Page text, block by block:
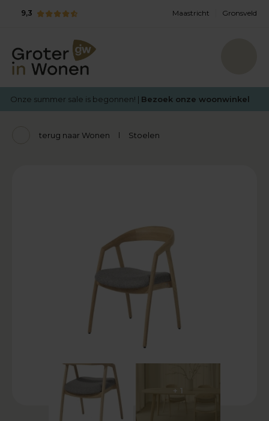
9,3 Maastricht Gronsveld
Onze summer sale is begonnen! | Bezoek onze woonwinkel
terug naar Wonen Stoelen
+ 1